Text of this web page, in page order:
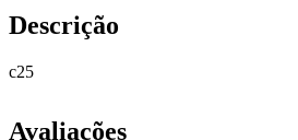
Descrição
c25
Avaliações